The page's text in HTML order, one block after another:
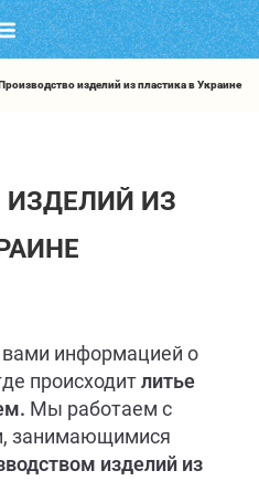
изделий из пластика в Украине
ИЗ
информацией о
происходитлитье
Мы работаем с
занимающимися
изделий из